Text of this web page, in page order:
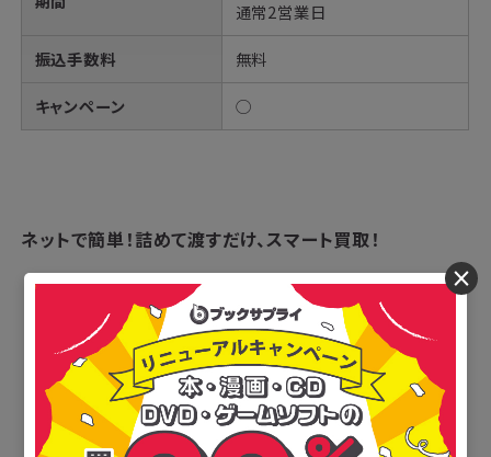
通常2営業日
振込手数料 無料
キャンペーン ◯
ネットで簡単！詰めて渡すだけ、スマート買取！
ブックサプライの公式サイトへ
×